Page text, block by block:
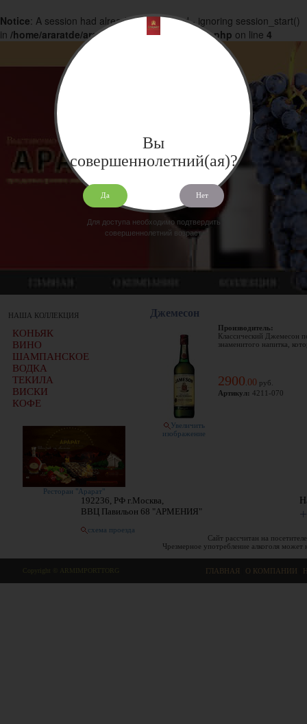
Notice: A session had already been started - ignoring session_start()
in /home/araratde/araratdeg.ru/docs/products.php on line 4
НАША КОЛЛЕКЦИЯ
КОНЬЯК
ВИНО
ШАМПАНСКОЕ
ВОДКА
ТЕКИЛА
ВИСКИ
КОФЕ
Ресторан "Арарат"
Джемесон
Увеличить
изображение
Производитель:
Классический Джемесон
знаменитого напитка,
2900 00 руб.
Артикул: 4211-070
192236, РФ г.Москва,
ВВЦ Павильон 68 "АРМЕНИЯ"
схема проезда
Сайт рассчитан на
Чрезмерное употребление алкоголя
Copyright © ARMIMPORTTORG ГЛАВНАЯ О КОМПАНИИ
Вы
совершеннолетний(ая)?
Да Нет
Для доступа необходимо подтвердить
совершеннолетний возраст.